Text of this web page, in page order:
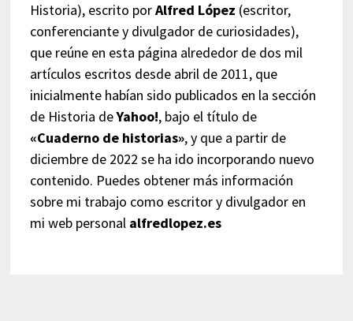
Historia), escrito porAlfred López (escritor,
conferenciante y divulgador de curiosidades),
que reúne en esta página alrededor de dos mil
artículos escritos desde abril de 2011, que
inicialmente habían sido publicados en la sección
de Historia deYahoo!, bajo el título de
«Cuaderno de historias», y que a partir de
diciembre de 2022 se ha ido incorporando nuevo
contenido. Puedes obtener más información
sobre mi trabajo como escritor y divulgador en
mi web personal alfredlopez.es